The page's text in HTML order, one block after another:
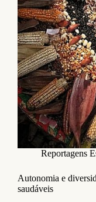
Reportagens
Autonomia e
saudáveis